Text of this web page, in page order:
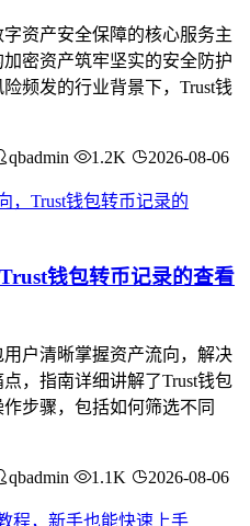
资产安全保障的核心服务主
密资产筑牢坚实的安全防护
频发的行业背景下，Trust钱
qbadmin 1.2K 2026-08-06
钱包转币记录的查看
户清晰掌握资产流向，解决
，指南详细讲解了Trust钱包
步骤，包括如何筛选不同
qbadmin 1.1K 2026-08-06